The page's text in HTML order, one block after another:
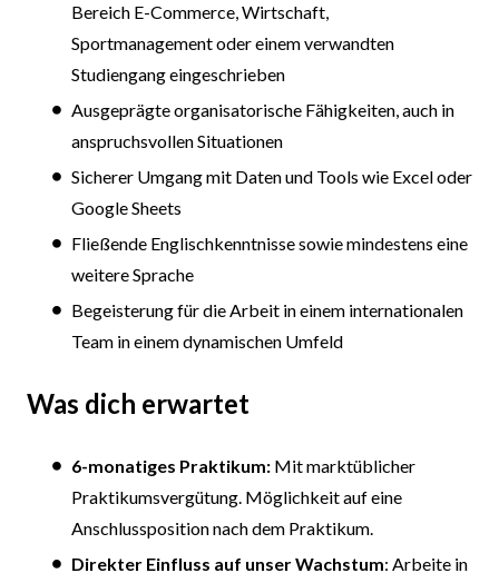
Bereich E-Commerce, Wirtschaft,
Sportmanagement oder einem verwandten
Studiengang eingeschrieben
Ausgeprägte organisatorische Fähigkeiten, auch in
anspruchsvollen Situationen
Sicherer Umgang mit Daten und Tools wie Excel oder
Google Sheets
Fließende Englischkenntnisse sowie mindestens eine
weitere Sprache
Begeisterung für die Arbeit in einem internationalen
Team in einem dynamischen Umfeld
Was dich erwartet
6-monatiges Praktikum: Mit marktüblicher
Praktikumsvergütung. Möglichkeit auf eine
Anschlussposition nach dem Praktikum.
Direkter Einfluss auf unser Wachstum: Arbeite in